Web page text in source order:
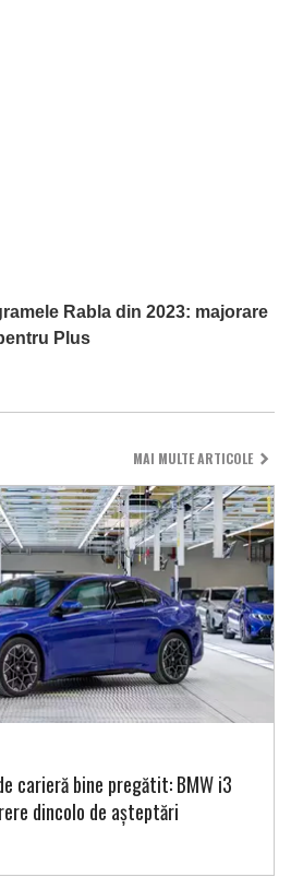
Rabla din 2023: majorare
Plus
MAI MULTE ARTICOLE
carieră bine pregătit: BMW i3
dincolo de așteptări